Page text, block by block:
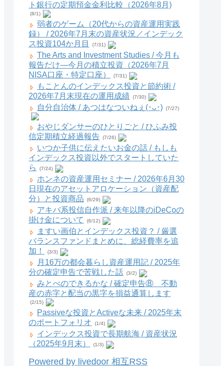
ト銀行の定期預金金利比較（2026年8月)
(8/1)
弱者のゲーム（20代からの資産運用実践
録） / 2026年7月末の資産状況／インデック
ス投資104か月目
(7/31)
The Arts and Investment Studies / 今月も
報告だけ―今月の積立投資（2026年7月
NISA口座・特定口座）
(7/31)
もことんのインデックス投資と節約術 /
2026年7月末現在の運用成績 (7/30)
自分自治体 / あつはなついねぇ(･ᴗ･) (7/27)
おやじダンサーのひとりごと / ひふみ投
信定期積立経過報告 (7/26)
いつか子供に伝えたいお金の話 / もしも
インデックス投資以外でスタートしていた
ら
(7/24)
ホンネの資産運用セミナー / 2026年6月30
日現在のアセットアロケーション（資産配
分）と投資商品
(6/29)
アキバ系投信自作派 / 来年以降のiDeCoの
掛け金について
(6/12)
ますい画伯とインデックス投資？ / 厳選
バランスファンドまとめに、総経費率を追
加！
(3/3)
月16万の都会暮らし資産運用記 / 2025年
分の確定申告で苦戦した話 (3/2)
みとべのできるかな / 確定申告⑧ 不動
産の赤字と配当の黒字を損益通算します
(2/15)
Passiveな投資とActiveな未来 / 2025年末
のポートフォリオ
(1/4)
インデックス投資で長期航海 / 資産状況
（2025年9月末）
(1/3)
Powered by livedoor 相互RSS